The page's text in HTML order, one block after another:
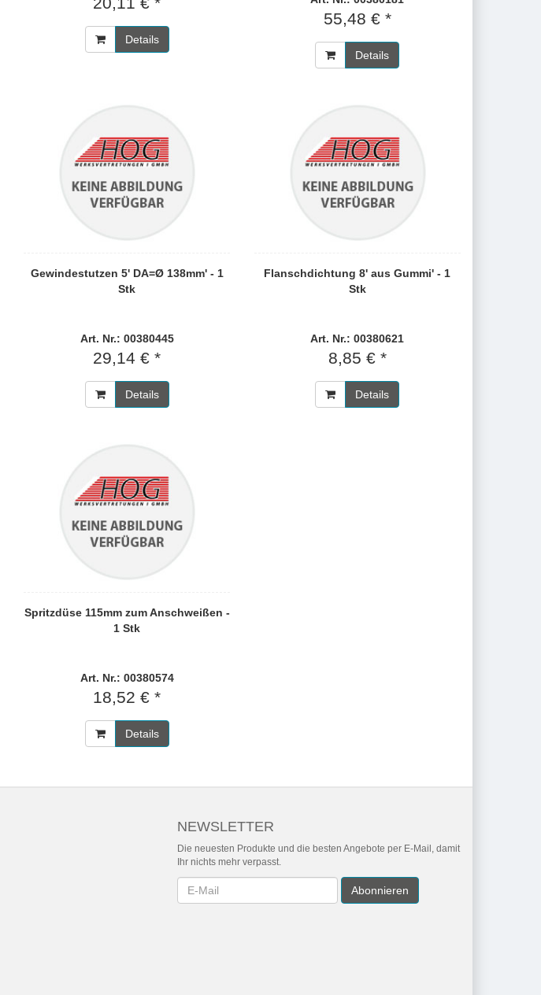
Details
55,48 € *
Details
Gewindestutzen 5' DA=Ø 138mm' - 1
Stk
Art. Nr.: 00380445
29,14 € *
Details
Flanschdichtung 8' aus Gummi' - 1
Stk
Art. Nr.: 00380621
8,85 € *
Details
Spritzdüse 115mm zum Anschweißen -
1 Stk
Art. Nr.: 00380574
18,52 € *
Details
NEWSLETTER
Die neuesten Produkte und die besten Angebote per E-Mail, damit
Ihr nichts mehr verpasst.
Newsletter Abonnieren